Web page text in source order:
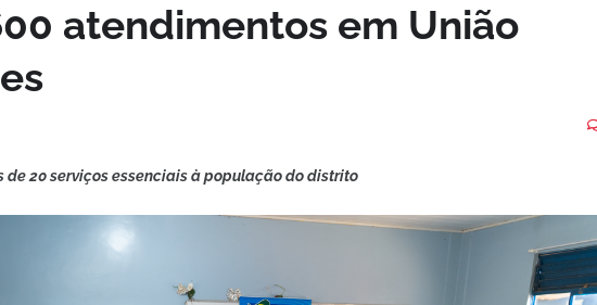
atendimentos em União
20 serviços essenciais à população do distrito